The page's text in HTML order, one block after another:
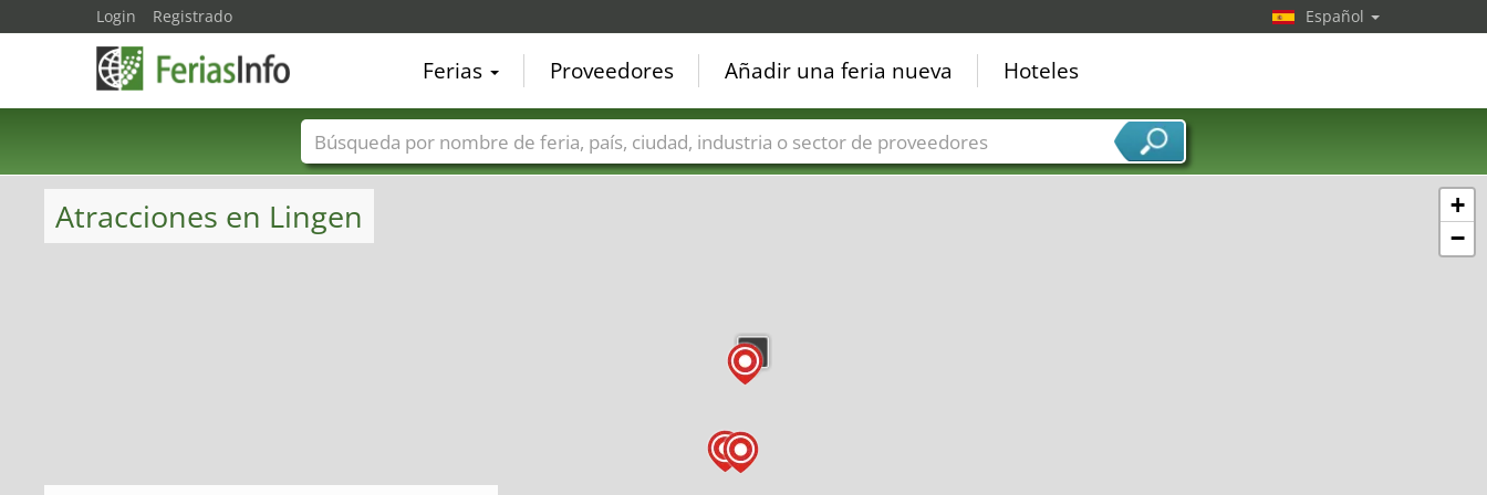
+
−
Atracciones en Lingen
Login Registrado Español
Ferias Proveedores Añadir una feria nueva Hoteles
Nombres de ferias Países Ciudades Sectores de ferias Sectores de proveedor de servicios